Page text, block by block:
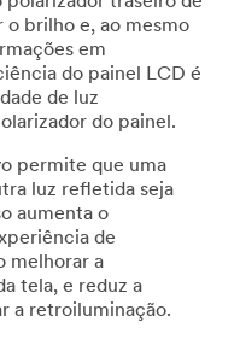
o brilho e, ao mesmo
em
do painel LCD é
de luz
do painel.
permite que uma
luz refletida seja
aumenta o
de
melhorar a
tela, e reduz a
a retroiluminação.